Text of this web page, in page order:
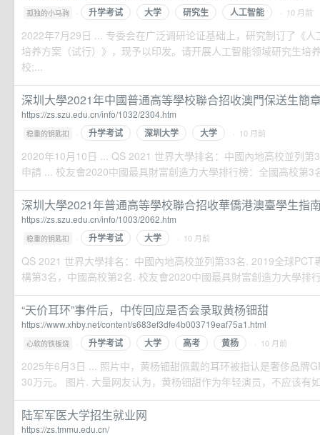
孤独的小马驹 · 升学考试 大学 研究生 人工智能 · 10 月前
2022年7月29日 ... 专委会在广泛调研论证基础上，研究制订了《
培养方案（试行）》，现予以印发。请开展人工智能领域研究生培
校;...
深圳大學2021年中國普通高等學校聯合招收澳門保送生簡
https://zs.szu.edu.cn/info/1032/2304.htm
稳重的钥匙扣 · 升学考试 深圳大学 大学 · 10 月前
2020年10月10日 ... QS 2021 世界大學排名：中國內地高校並列第
申請 ... 校友會2020中國最具財富創造力大學排行榜：全國高校第3
深圳大學2021年普通高等學校聯合招收華僑港澳臺學生指
https://zs.szu.edu.cn/info/1003/2062.htm
稳重的钥匙扣 · 升学考试 大学 · 10 月前
QS 2021 世界大學排名：中國內地高校並列第33名. 2019全球PCT
構第3名，中國高校第2名. 校友會2020中國最具財富創造力大學排
“天价耳环”事件后，中传回应是否会录取黄杨钿甜
https://www.xhby.net/content/s683ef3dfe4b003719eaf75a1.html
心软的铁板烧 · 升学考试 大学 高考 黄杨 · 10 月前
2025年6月3日 ... 照片中，黄杨钿甜佩戴的耳环被指认是奢侈品牌
30万元。 图片. 大量网友认为，黄杨钿甜作为年轻演员，不应该有
陆军军医大学招生就业网
https://zs.tmmu.edu.cn/